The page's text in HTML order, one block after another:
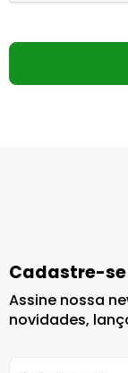
Cadastre-
Assine nossa
novidades,